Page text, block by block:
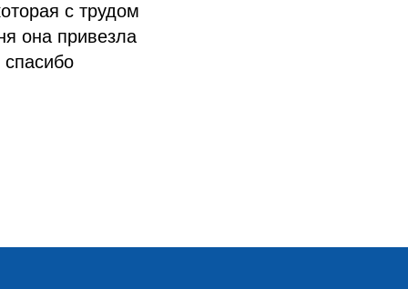
с трудом
она привезла